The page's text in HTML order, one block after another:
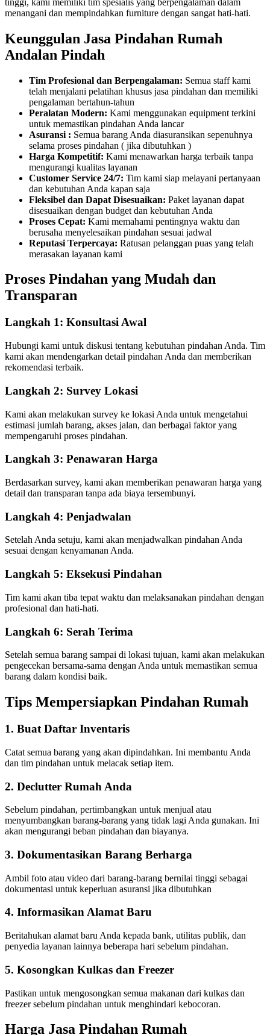
menangani dan mempindahkan furniture dengan sangat hati-hati.
Keunggulan Jasa Pindahan Rumah
Andalan Pindah
Tim Profesional dan Berpengalaman: Semua staff kami
telah menjalani pelatihan khusus jasa pindahan dan memiliki
pengalaman bertahun-tahun
Peralatan Modern: Kami menggunakan equipment terkini
untuk memastikan pindahan Anda lancar
Asuransi : Semua barang Anda diasuransikan sepenuhnya
selama proses pindahan ( jika dibutuhkan )
Harga Kompetitif: Kami menawarkan harga terbaik tanpa
mengurangi kualitas layanan
Customer Service 24/7: Tim kami siap melayani pertanyaan
dan kebutuhan Anda kapan saja
Fleksibel dan Dapat Disesuaikan: Paket layanan dapat
disesuaikan dengan budget dan kebutuhan Anda
Proses Cepat: Kami memahami pentingnya waktu dan
berusaha menyelesaikan pindahan sesuai jadwal
Reputasi Terpercaya: Ratusan pelanggan puas yang telah
merasakan layanan kami
Proses Pindahan yang Mudah dan
Transparan
Langkah 1: Konsultasi Awal
Hubungi kami untuk diskusi tentang kebutuhan pindahan Anda. Tim
kami akan mendengarkan detail pindahan Anda dan memberikan
rekomendasi terbaik.
Langkah 2: Survey Lokasi
Kami akan melakukan survey ke lokasi Anda untuk mengetahui
estimasi jumlah barang, akses jalan, dan berbagai faktor yang
mempengaruhi proses pindahan.
Langkah 3: Penawaran Harga
Berdasarkan survey, kami akan memberikan penawaran harga yang
detail dan transparan tanpa ada biaya tersembunyi.
Langkah 4: Penjadwalan
Setelah Anda setuju, kami akan menjadwalkan pindahan Anda
sesuai dengan kenyamanan Anda.
Langkah 5: Eksekusi Pindahan
Tim kami akan tiba tepat waktu dan melaksanakan pindahan dengan
profesional dan hati-hati.
Langkah 6: Serah Terima
Setelah semua barang sampai di lokasi tujuan, kami akan melakukan
pengecekan bersama-sama dengan Anda untuk memastikan semua
barang dalam kondisi baik.
Tips Mempersiapkan Pindahan Rumah
1. Buat Daftar Inventaris
Catat semua barang yang akan dipindahkan. Ini membantu Anda
dan tim pindahan untuk melacak setiap item.
2. Declutter Rumah Anda
Sebelum pindahan, pertimbangkan untuk menjual atau
menyumbangkan barang-barang yang tidak lagi Anda gunakan. Ini
akan mengurangi beban pindahan dan biayanya.
3. Dokumentasikan Barang Berharga
Ambil foto atau video dari barang-barang bernilai tinggi sebagai
dokumentasi untuk keperluan asuransi jika dibutuhkan
4. Informasikan Alamat Baru
Beritahukan alamat baru Anda kepada bank, utilitas publik, dan
penyedia layanan lainnya beberapa hari sebelum pindahan.
5. Kosongkan Kulkas dan Freezer
Pastikan untuk mengosongkan semua makanan dari kulkas dan
freezer sebelum pindahan untuk menghindari kebocoran.
Harga Jasa Pindahan Rumah